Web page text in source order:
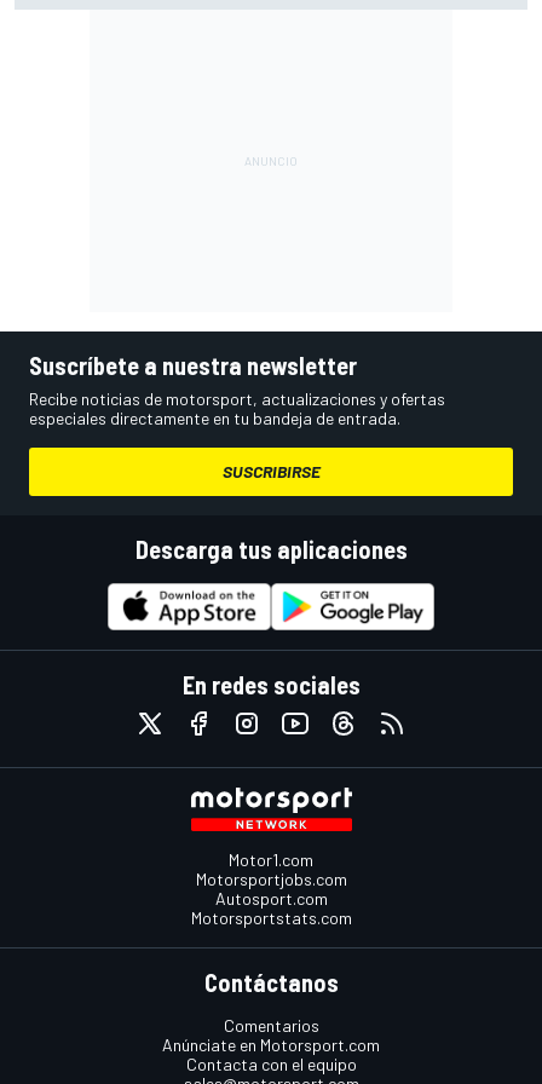
otro"
Suscríbete a nuestra newsletter
Recibe noticias de motorsport, actualizaciones y ofertas
especiales directamente en tu bandeja de entrada.
SUSCRIBIRSE
Descarga tus aplicaciones
En redes sociales
Motor1.com
Motorsportjobs.com
Autosport.com
Motorsportstats.com
Contáctanos
Comentarios
Anúnciate en Motorsport.com
Contacta con el equipo